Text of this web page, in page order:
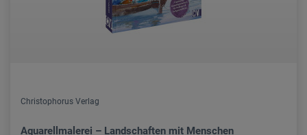
Christophorus Verlag
Aquarellmalerei – Landschaften mit Menschen